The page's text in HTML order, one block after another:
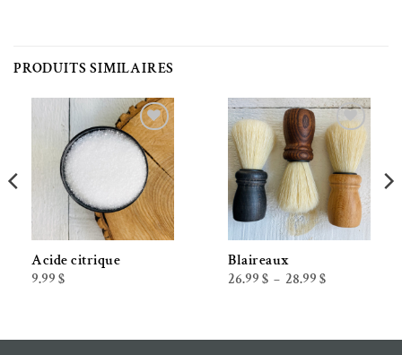
PRODUITS SIMILAIRES
Ajouter à la liste de souhaits
Acide citrique
9.99 $
Ajouter à la liste de souhaits
Blaireaux
26.99 $ – 28.99 $Plage